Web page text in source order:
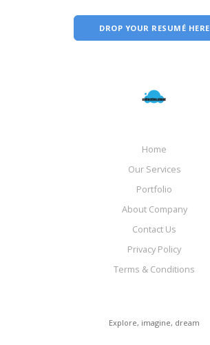
DROP YOUR RESUMÉ HERE
Home
Our Services
Portfolio
About Company
Contact Us
Privacy Policy
Terms & Conditions
Explore, imagine, dream